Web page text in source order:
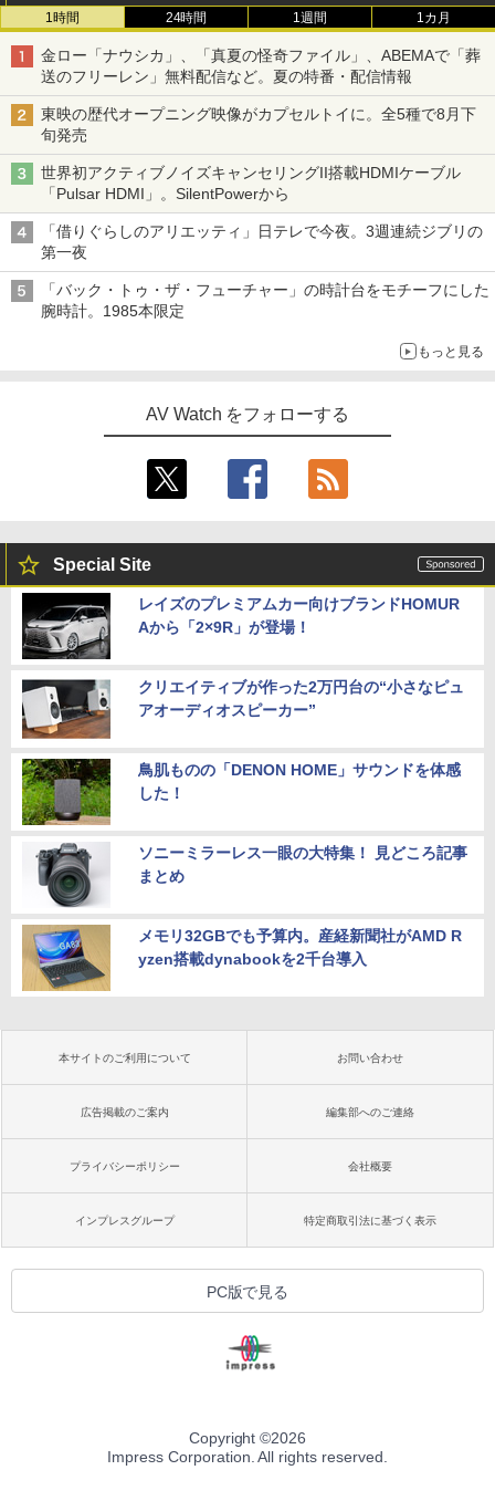
1時間 24時間 1週間 1カ月
金ロー「ナウシカ」、「真夏の怪奇ファイル」、ABEMAで「葬
送のフリーレン」無料配信など。夏の特番・配信情報
東映の歴代オープニング映像がカプセルトイに。全5種で8月下
旬発売
世界初アクティブノイズキャンセリングII搭載HDMIケーブル
「Pulsar HDMI」。SilentPowerから
「借りぐらしのアリエッティ」日テレで今夜。3週連続ジブリの
第一夜
「バック・トゥ・ザ・フューチャー」の時計台をモチーフにした
腕時計。1985本限定
もっと見る
AV Watch をフォローする
Special Site
レイズのプレミアムカー向けブランドHOMUR
Aから「2×9R」が登場！
クリエイティブが作った2万円台の“小さなピュ
アオーディオスピーカー”
鳥肌ものの「DENON HOME」サウンドを体感
した！
ソニーミラーレス一眼の大特集！ 見どころ記事
まとめ
メモリ32GBでも予算内。産経新聞社がAMD R
yzen搭載dynabookを2千台導入
本サイトのご利用について お問い合わせ
広告掲載のご案内 編集部へのご連絡
プライバシーポリシー 会社概要
インプレスグループ 特定商取引法に基づく表示
PC版で見る
Copyright ©2026
Impress Corporation. All rights reserved.